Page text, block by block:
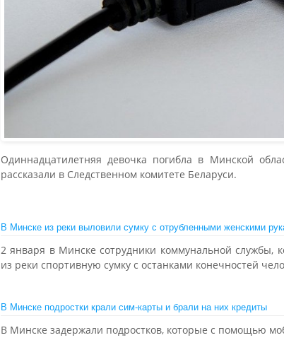
Одиннадцатилетняя девочка погибла в Минской
рассказали в Следственном комитете Беларуси.
В Минске из реки выловили сумку с отрубленными женскими
2 января в Минске сотрудники коммунальной службы,
из реки спортивную сумку с останками конечностей
В Минске подростки крали сим-карты и брали на них кредиты
В Минске задержали подростков, которые с помощью